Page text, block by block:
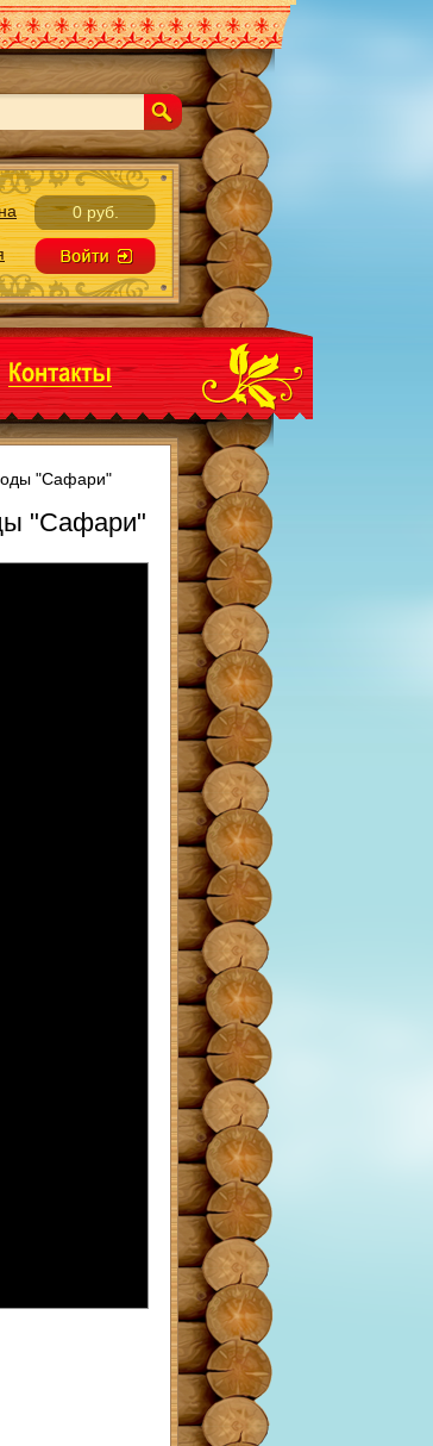
0 руб.
"Сафари"
"Сафари"